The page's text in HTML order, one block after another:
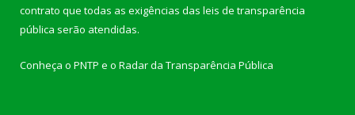
contrato que todas as exigências das leis de transparência
pública serão atendidas.
Conheça o PNTP e o Radar da Transparência Pública